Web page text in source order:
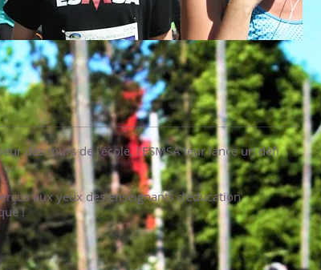
des murs de l'école, l'ESMSA leur lance un défi
aux yeux des enseignants d'éducation
!